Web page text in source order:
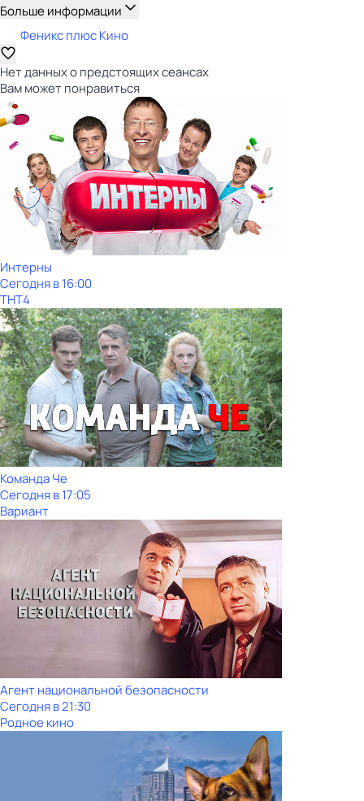
Больше информации
Феникс плюс Кино
Нет данных о предстоящих сеансах
Вам может понравиться
Интерны
Сегодня в 16:00
ТНТ4
Команда Че
Сегодня в 17:05
Вариант
Агент национальной безопасности
Сегодня в 21:30
Родное кино